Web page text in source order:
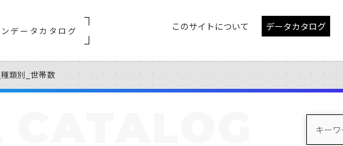
データカタログ このサイトについて データカタログ
類別_世帯数